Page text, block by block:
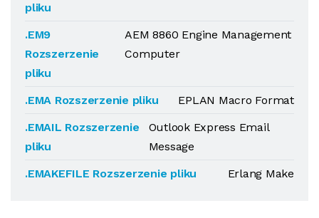
pliku
.EM9
Rozszerzenie
pliku
AEM 8860 Engine Management
Computer
.EMA Rozszerzenie pliku
EPLAN Macro Format
.EMAIL Rozszerzenie
pliku
Outlook Express Email
Message
.EMAKEFILE Rozszerzenie pliku
Erlang Make